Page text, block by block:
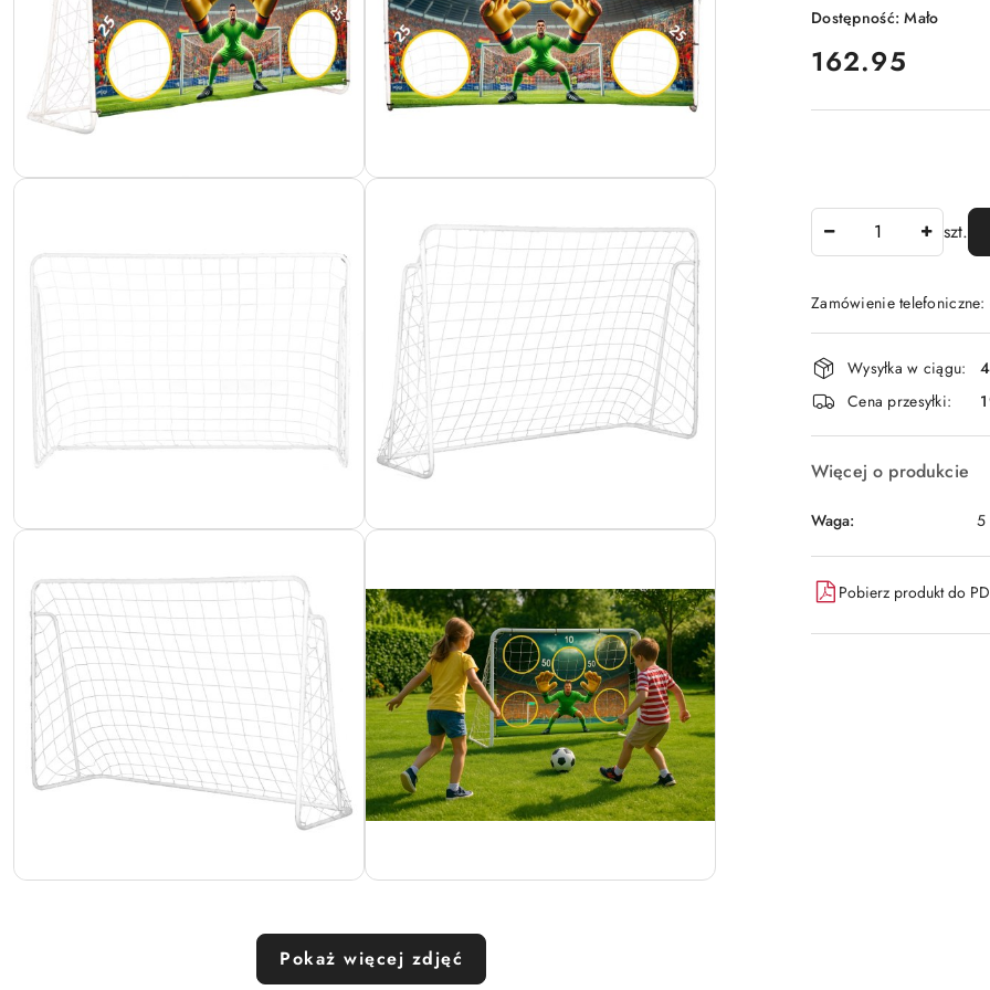
Pokaż więcej zdjęć
Dostępność:Mało
cena:
162.95
szt.
Zamówienie
Dostępność
i
dostawa
Wysyłka w ciągu:
Cena przesyłki:
Więcej o produkcie
Waga: 5
Pobierz produkt do